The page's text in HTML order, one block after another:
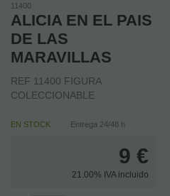
11400
ALICIA EN EL PAIS
DE LAS
MARAVILLAS
REF 11400 FIGURA
COLECCIONABLE
EN STOCK Entrega 24/48 h
9 €
21.00% IVA incluido